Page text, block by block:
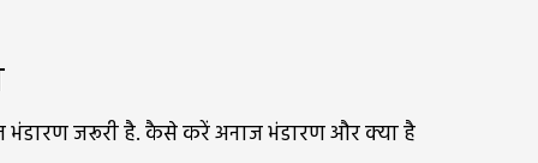
भंडारण जरूरी है. कैसे करें अनाज भंडारण और क्या है